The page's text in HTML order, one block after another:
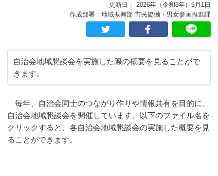
更新日： 2026年（令和8年）5月1日
作成部署：地域振興部 市民協働・男女参画推進課
自治会地域懇談会を実施した際の概要を見ることがで
きます。
毎年、自治会同士のつながり作りや情報共有を目的に、
自治会地域懇談会を開催しています。以下のファイル名を
クリックすると、各自治会地域懇談会の実施した概要を見
ることができます。